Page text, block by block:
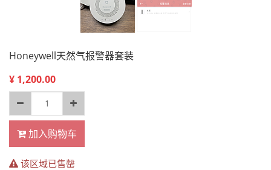
Honeywell天然气报警器套装
¥ 1,200.00
加入购物车
该区域已售罄